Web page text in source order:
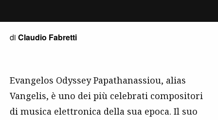
di Claudio Fabretti
Evangelos Odyssey Papathanassiou, alias
Vangelis, è uno dei più celebrati compositori
di musica elettronica della sua epoca. Il suo